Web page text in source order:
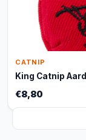
CATNIP
King Catnip
€8,80